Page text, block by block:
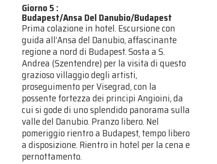
Giorno 5 :
Budapest/Ansa Del Danubio/Budapest
Prima colazione in hotel. Escursione con
guida all’Ansa del Danubio, affascinante
regione a nord di Budapest. Sosta a S.
Andrea (Szentendre) per la visita di questo
grazioso villaggio degli artisti,
proseguimento per Visegrad, con la
possente fortezza dei principi Angioini, da
cui si gode di uno splendido panorama sulla
valle del Danubio. Pranzo libero. Nel
pomeriggio rientro a Budapest, tempo libero
a disposizione. Rientro in hotel per la cena e
pernottamento.